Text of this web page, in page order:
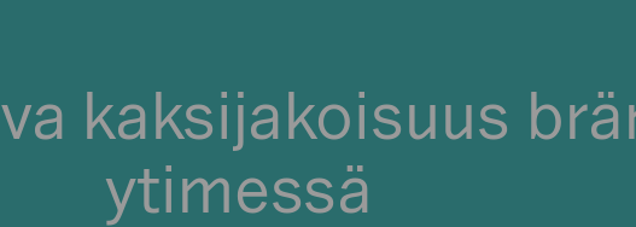
kaksijakoisuus
ytimessä